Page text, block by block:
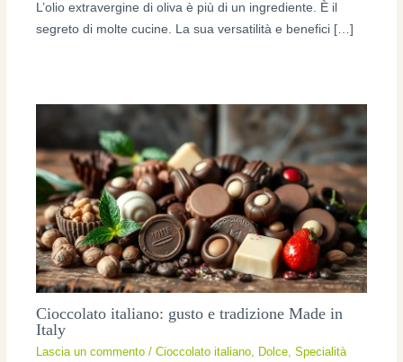
L’olio extravergine di oliva è più di un ingrediente. È il
segreto di molte cucine. La sua versatilità e benefici […]
Cioccolato italiano: gusto e tradizione Made in
Italy
Lascia un commento /Cioccolato italiano, Dolce,Specialità